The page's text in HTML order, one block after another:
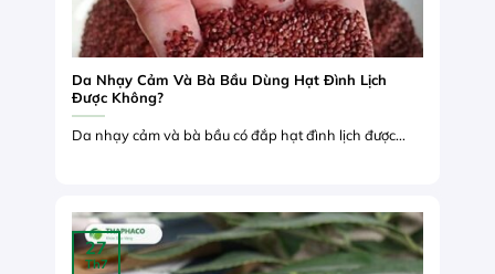
Da Nhạy Cảm Và Bà Bầu Dùng Hạt Đình Lịch
Được Không?
Da nhạy cảm và bà bầu có đắp hạt đình lịch được...
27
Th7